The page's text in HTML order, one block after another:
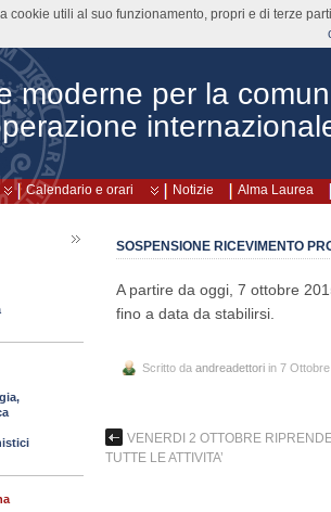
moderne per la
Calendario e orari Notizie Alma Laurea
SOSPENSIONE RICEVIMENTO
A partire da oggi, 7 ottobre
fino a data da stabilirsi.
Scritto da andreadettori in 7
VENERDI 2 OTTOBRE
TUTTE LE ATTIVITA’
cookie utili al suo funzionamento, propri e di terze